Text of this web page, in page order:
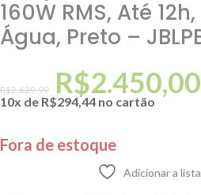
160W RMS, Até
Água, Preto –
R$2.629,99 R$2.450,00
10x de R$294,44 no cartão
Fora de estoque
Adicionar a